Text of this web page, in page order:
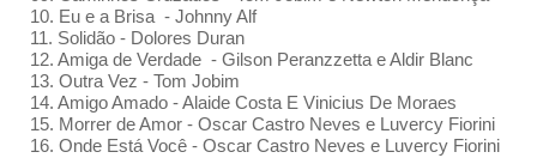
10. Eu e a Brisa - Johnny Alf
11. Solidão - Dolores Duran
12. Amiga de Verdade - Gilson Peranzzetta e Aldir Blanc
13. Outra Vez - Tom Jobim
14. Amigo Amado - Alaide Costa E Vinicius De Moraes
15. Morrer de Amor - Oscar Castro Neves e Luvercy Fiorini
16. Onde Está Você - Oscar Castro Neves e Luvercy Fiorini